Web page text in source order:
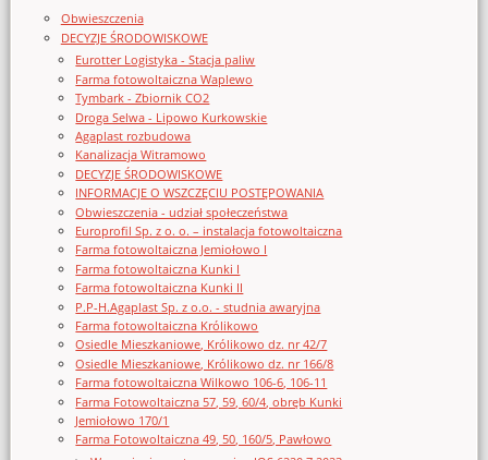
Obwieszczenia
DECYZJE ŚRODOWISKOWE
Eurotter Logistyka - Stacja paliw
Farma fotowoltaiczna Waplewo
Tymbark - Zbiornik CO2
Droga Selwa - Lipowo Kurkowskie
Agaplast rozbudowa
Kanalizacja Witramowo
DECYZJE ŚRODOWISKOWE
INFORMACJE O WSZCZĘCIU POSTĘPOWANIA
Obwieszczenia - udział społeczeństwa
Europrofil Sp. z o. o. – instalacja fotowoltaiczna
Farma fotowoltaiczna Jemiołowo I
Farma fotowoltaiczna Kunki I
Farma fotowoltaiczna Kunki II
P.P-H.Agaplast Sp. z o.o. - studnia awaryjna
Farma fotowoltaiczna Królikowo
Osiedle Mieszkaniowe, Królikowo dz. nr 42/7
Osiedle Mieszkaniowe, Królikowo dz. nr 166/8
Farma fotowoltaiczna Wilkowo 106-6, 106-11
Farma Fotowoltaiczna 57, 59, 60/4, obręb Kunki
Jemiołowo 170/1
Farma Fotowoltaiczna 49, 50, 160/5, Pawłowo